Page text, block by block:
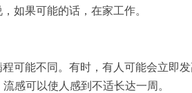
如果可能的话，在家工作。
可能不同。有时，有人可能会立即
感可以使人感到不适长达一周。